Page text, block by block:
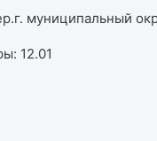
муниципальный
12.01